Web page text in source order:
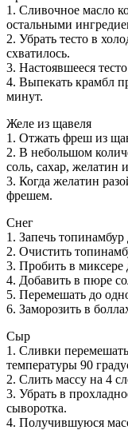
1. Сливочное масло
остальными
2. Убрать тесто в
схватилось.
3. Настоявшееся
4. Выпекать крамбл
минут.
Желе из щавеля
1. Отжать фреш из
2. В небольшом
соль, сахар, желатин
3. Когда желатин
фрешем.
Снег
1. Запечь топинамбур
2. Очистить
3. Пробить в миксере
4. Добавить в пюре
5. Перемешать до
6. Заморозить в
Сыр
1. Сливки
температуры 90
2. Слить массу на 4
3. Убрать в
сыворотка.
4. Получившуюся